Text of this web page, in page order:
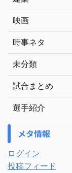
映画
時事ネタ
未分類
試合まとめ
選手紹介
メタ情報
ログイン
投稿フィード